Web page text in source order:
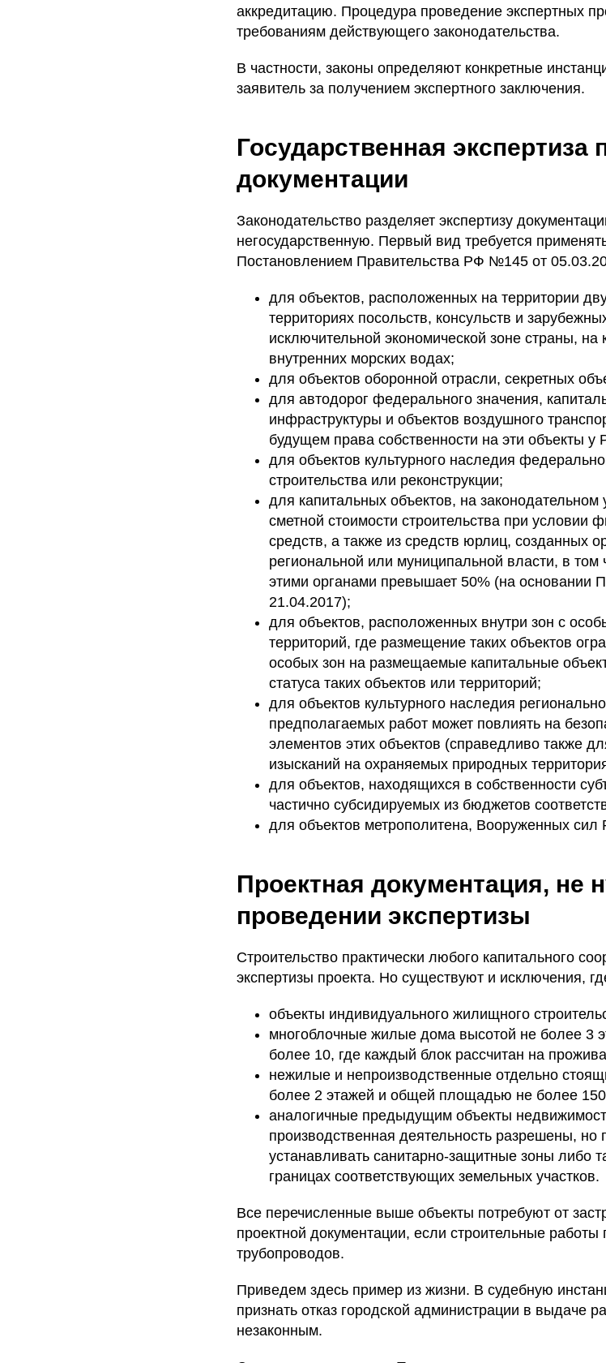
аккредитацию. Процедура проведение экспертных
требованиям действующего законодательства.
В частности, законы определяют конкретные
заявитель за получением экспертного заключения.
Государственная экспертиза
документации
Законодательство разделяет экспертизу
негосударственную. Первый вид требуется
Постановлением Правительства РФ №145 от
для объектов, расположенных на территории
территориях посольств, консульств и
исключительной экономической зоне страны,
внутренних морских водах;
для объектов оборонной отрасли, секретных
для автодорог федерального значения,
инфраструктуры и объектов воздушного
будущем права собственности на эти объекты у
для объектов культурного наследия
строительства или реконструкции;
для капитальных объектов, на
сметной стоимости строительства при условии
средств, а также из средств юрлиц, созданных
региональной или муниципальной власти, в
этими органами превышает 50% (на
21.04.2017);
для объектов, расположенных внутри зон с
территорий, где размещение таких объектов
особых зон на размещаемые капитальные
статуса таких объектов или территорий;
для объектов культурного наследия
предполагаемых работ может повлиять на
элементов этих объектов (справедливо также
изысканий на охраняемых природных
для объектов, находящихся в собственности
частично субсидируемых из бюджетов
для объектов метрополитена, Вооруженных
Проектная документация, не
проведении экспертизы
Строительство практически любого капитального
экспертизы проекта. Но существуют и исключения,
объекты индивидуального жилищного
многоблочные жилые дома высотой не более 3
более 10, где каждый блок рассчитан на
нежилые и непроизводственные отдельно
более 2 этажей и общей площадью не более
аналогичные предыдущим объекты
производственная деятельность разрешены, но
устанавливать санитарно-защитные зоны либо
границах соответствующих земельных участков.
Все перечисленные выше объекты потребуют от
проектной документации, если строительные
трубопроводов.
Приведем здесь пример из жизни. В судебную
признать отказ городской администрации в выдаче
незаконным.